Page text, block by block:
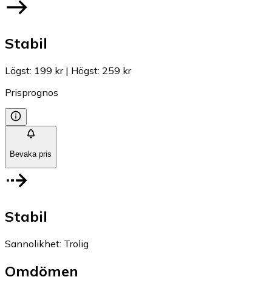
Stabil
Lägst: 199 kr| Högst: 259 kr
Prisprognos
Bevaka pris
Stabil
Sannolikhet: Trolig
Omdömen